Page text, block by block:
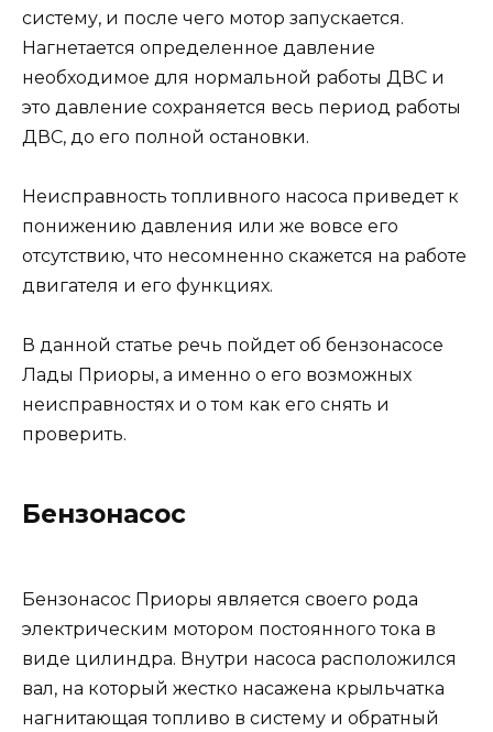
систему, и после чего мотор запускается.
Нагнетается определенное давление
необходимое для нормальной работы ДВС и
это давление сохраняется весь период работы
ДВС, до его полной остановки.
Неисправность топливного насоса приведет к
понижению давления или же вовсе его
отсутствию, что несомненно скажется на работе
двигателя и его функциях.
В данной статье речь пойдет об бензонасосе
Лады Приоры, а именно о его возможных
неисправностях и о том как его снять и
проверить.
Бензонасос
Бензонасос Приоры является своего рода
электрическим мотором постоянного тока в
виде цилиндра. Внутри насоса расположился
вал, на который жестко насажена крыльчатка
нагнитающая топливо в систему и обратный